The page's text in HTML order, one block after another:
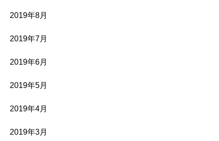
2019年8月
2019年7月
2019年6月
2019年5月
2019年4月
2019年3月